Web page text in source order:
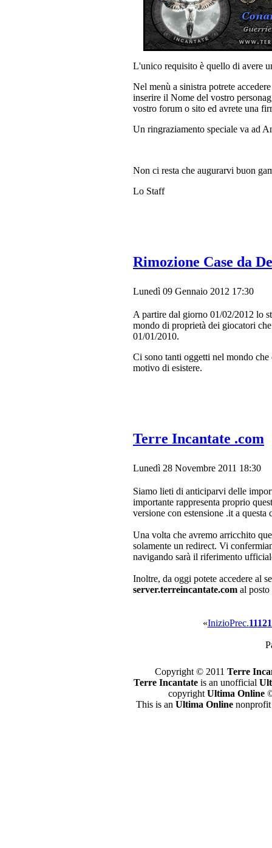
L'unico requisito è quello di avere
Nel menù a sinistra potrete
inserire il Nome del vostro
vostro forum o sito ed avrete una
Un ringraziamento speciale va ad
Non ci resta che augurarvi buon
Lo Staff
Rimozione Case da
Lunedì 09 Gennaio 2012 17:30
A partire dal giorno 01/02/2012 lo
mondo di proprietà dei giocatori
01/01/2010.
Ci sono tanti oggetti nel mondo
motivo di esistere.
Terre Incantate .com
Lunedì 28 Novembre 2011 18:30
Siamo lieti di anticiparvi delle
importante rappresenta proprio
versione con estensione .it a
Una volta che avremo arricchito
solamente un redirect. Vi
navigando sarà il riferimento
Inoltre, da oggi potete accedere al
server.terreincantate.com al
«InizioPrec.1112
Copyright © 2011 Terre
Terre Incantate is an unofficial
copyright Ultima Online©
This is an Ultima Online